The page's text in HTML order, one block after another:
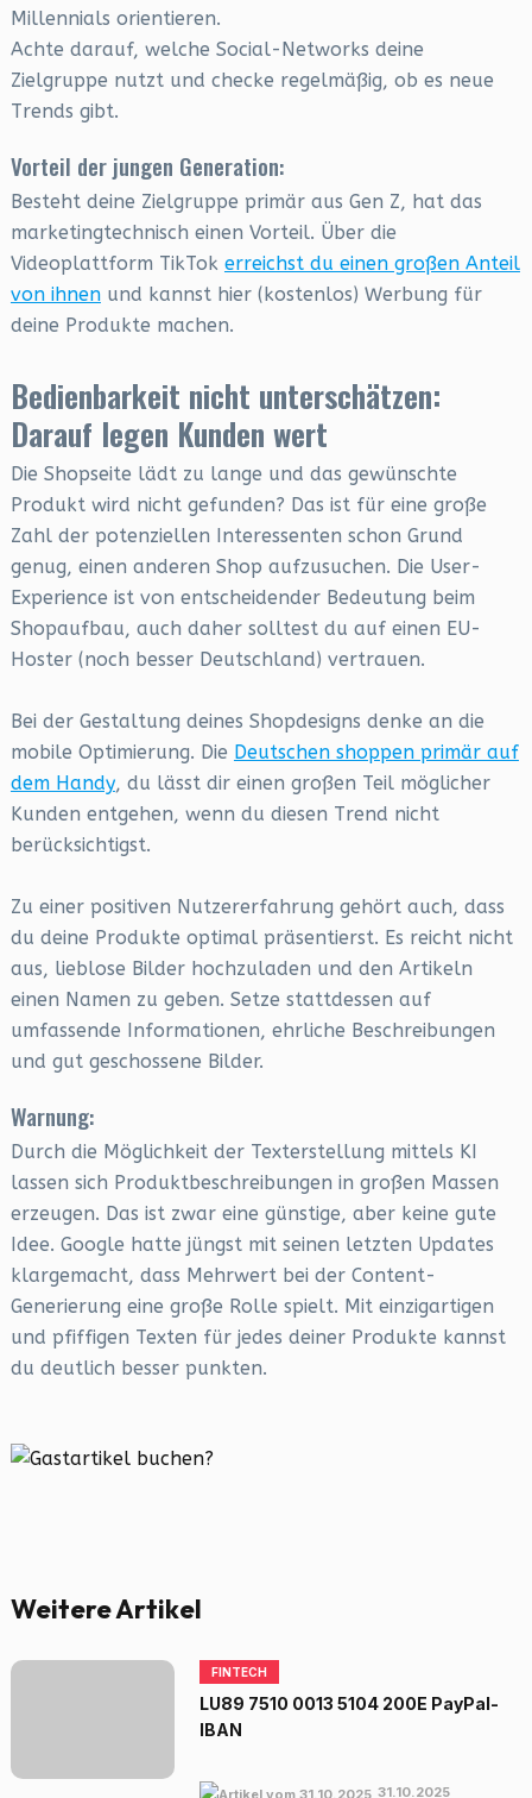
Millennials orientieren.
Achte darauf, welche Social-Networks deine
Zielgruppe nutzt und checke regelmäßig, ob es neue
Trends gibt.
Vorteil der jungen Generation:
Besteht deine Zielgruppe primär aus Gen Z, hat das
marketingtechnisch einen Vorteil. Über die
Videoplattform TikTok erreichst du einen großen Anteil
von ihnenund kannst hier (kostenlos) Werbung für
deine Produkte machen.
Bedienbarkeit nicht unterschätzen:
Darauf legen Kunden wert
Die Shopseite lädt zu lange und das gewünschte
Produkt wird nicht gefunden? Das ist für eine große
Zahl der potenziellen Interessenten schon Grund
genug, einen anderen Shop aufzusuchen. Die User-
Experience ist von entscheidender Bedeutung beim
Shopaufbau, auch daher solltest du auf einen EU-
Hoster (noch besser Deutschland) vertrauen.
Bei der Gestaltung deines Shopdesigns denke an die
mobile Optimierung. Die Deutschen shoppen primär auf
dem Handy, du lässt dir einen großen Teil möglicher
Kunden entgehen, wenn du diesen Trend nicht
berücksichtigst.
Zu einer positiven Nutzererfahrung gehört auch, dass
du deine Produkte optimal präsentierst. Es reicht nicht
aus, lieblose Bilder hochzuladen und den Artikeln
einen Namen zu geben. Setze stattdessen auf
umfassende Informationen, ehrliche Beschreibungen
und gut geschossene Bilder.
Warnung:
Durch die Möglichkeit der Texterstellung mittels KI
lassen sich Produktbeschreibungen in großen Massen
erzeugen. Das ist zwar eine günstige, aber keine gute
Idee. Google hatte jüngst mit seinen letzten Updates
klargemacht, dass Mehrwert bei der Content-
Generierung eine große Rolle spielt. Mit einzigartigen
und pfiffigen Texten für jedes deiner Produkte kannst
du deutlich besser punkten.
Weitere Artikel
FINTECH
LU89 7510 0013 5104 200E PayPal-
IBAN
31.10.2025